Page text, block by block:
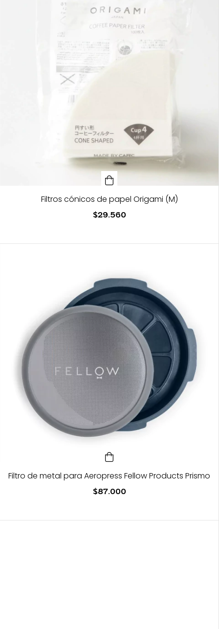
Filtros cónicos de papel Origami (M)
$29.560
Filtro de metal para Aeropress Fellow Products Prismo
$87.000